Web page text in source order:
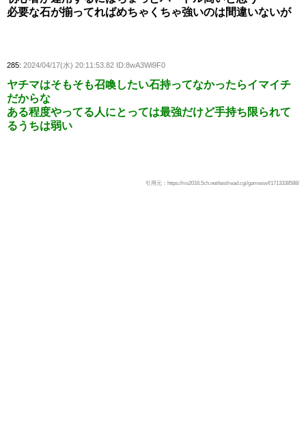
必要な石が揃ってればめちゃくちゃ強いのは間違いないが
285: 2024/04/17(水) 20:11:53.82 ID:8wA3Wi9F0
ヤチマはそもそも召喚したい石持ってなかったらイマイチ
だからな
ある程度やってる人にとっては最強だけど手持ち限られて
るうちは弱い
引用元：https://rio2016.5ch.net/test/read.cgi/gameswf/1713338588/